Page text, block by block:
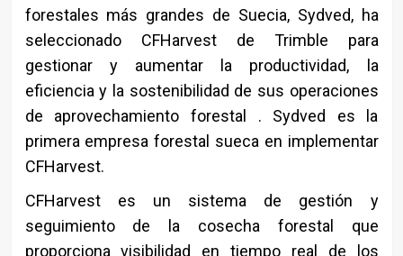
forestales más grandes de Suecia, Sydved, ha
seleccionado CFHarvest de Trimble para
gestionar y aumentar la productividad, la
eficiencia y la sostenibilidad de sus operaciones
de aprovechamiento forestal . Sydved es la
primera empresa forestal sueca en implementar
CFHarvest.
CFHarvest es un sistema de gestión y
seguimiento de la cosecha forestal que
proporciona visibilidad en tiempo real de los